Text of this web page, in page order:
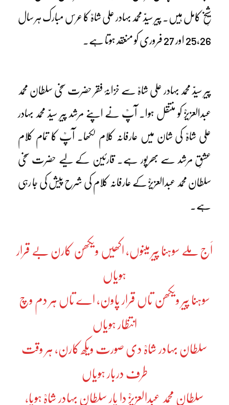
شیخِ کامل ہیں۔ پیر سیدّ محمد بہادر علی شاہؒ کا عرس مبارک ہر سال
25،26 اور 27 فروری کو منعقد ہوتا ہے۔
پیر سیدّ محمد بہادر علی شاہؒ سے خزانۂ فقر حضرت سخی سلطان محمد
عبدالعزیزؒ کو منتقل ہوا۔ آپؒ نے اپنے مرشد پیر سیدّ محمد بہادر
علی شاہؒ کی شان میں عارفانہ کلام لکھا۔ آپؒ کا تمام کلام
عشقِ مرشد سے بھرپور ہے۔ قارئین کے لیے حضرت سخی
سلطان محمد عبدالعزیزؒ کے عارفانہ کلام کی شرح پیش کی جا رہی
ہے۔
اَج ملے سوہنا پیر مینوں، اکھیں ویکھن کارن بے قرار
ہویاں
سوہنا پیر ویکھن تاں قرار پاون، اے تاں ہر دم وچ
انتظار ہویاں
سلطان بہادر شاہؒ دی صورت ویکھ کارن، ہر وقت
طرف دربار ہویاں
سلطان محمد عبدالعزیزؒ دا یار سلطان بہادر شاہؒ ہویا،